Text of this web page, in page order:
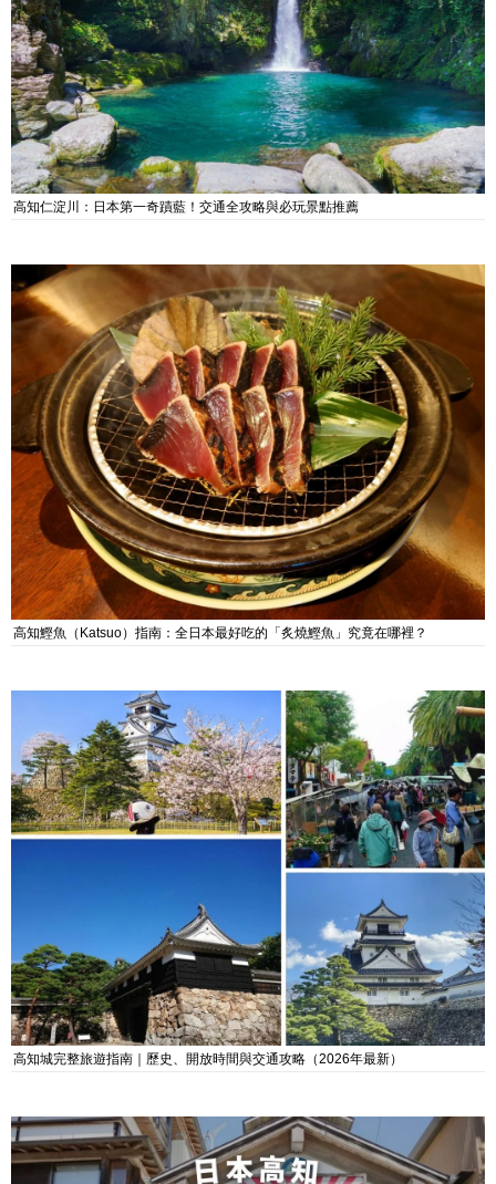
高知仁淀川：日本第一奇蹟藍！交通全攻略與必玩景點推薦
高知鰹魚（Katsuo）指南：全日本最好吃的「炙燒鰹魚」究竟在哪裡？
高知城完整旅遊指南｜歷史、開放時間與交通攻略（2026年最新）